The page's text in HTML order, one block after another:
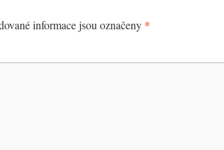
informace jsou označeny *